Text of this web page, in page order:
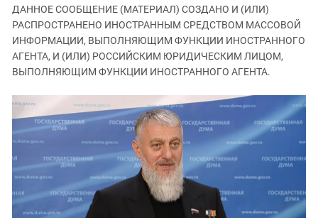
ЗАСТАВЛЯЕТ
КАВКАЗ ЗА ПАЛЕСТИНУ
ИНАКОМЫСЛИЕ В ЧЕЧНЕ
ПРЕСЛЕДОВАНИЕ АКТИВИСТОВ
МОБИЛИЗАЦИЯ И ПРОТЕСТЫ
Дагестан
Кабардино-Балкария
Калмыкия
Краснодарский край
Нагорный Карабах
Российская Федерация
Ростовская область
Северная Осетия - Алания
ДАННОЕ СООБЩЕНИЕ (МАТЕРИАЛ) СОЗДАНО И (ИЛИ)
РАСПРОСТРАНЕНО ИНОСТРАННЫМ СРЕДСТВОМ МАССОВОЙ
ИНФОРМАЦИИ, ВЫПОЛНЯЮЩИМ ФУНКЦИИ ИНОСТРАННОГО
АГЕНТА, И (ИЛИ) РОССИЙСКИМ ЮРИДИЧЕСКИМ ЛИЦОМ,
ВЫПОЛНЯЮЩИМ ФУНКЦИИ ИНОСТРАННОГО АГЕНТА.